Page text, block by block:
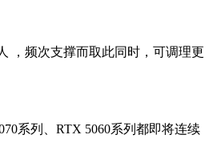
，频次支撑而取此同时，可调理更
系列、RTX 5060系列都即将连续